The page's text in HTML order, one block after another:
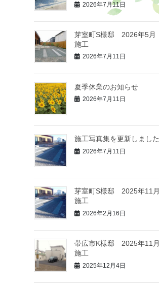
2026年7月11日
芽室町S様邸 2026年5月
施工
2026年7月11日
夏季休業のお知らせ
2026年7月11日
施工写真集を更新しました
2026年7月11日
芽室町S様邸 2025年11月
施工
2026年2月16日
帯広市K様邸 2025年11月
施工
2025年12月4日